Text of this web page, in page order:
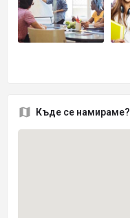
Къде се намираме?